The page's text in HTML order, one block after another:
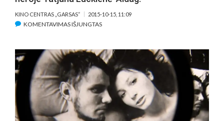
KINO CENTRAS „GARSAS“ 2015-10-15, 11:09
KOMENTAVIMAS IŠJUNGTASĮRAŠE
DIENĄ
PANEVĖŽIO
KINO
CENTRE
„GARSAS“
ĮVYKS
SUSITIKIMAS